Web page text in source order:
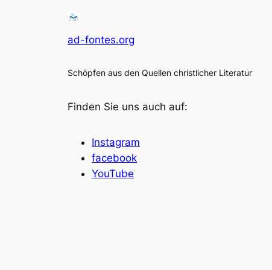
ad-fontes.org
Schöpfen aus den Quellen christlicher Literatur
Finden Sie uns auch auf:
Instagram
facebook
YouTube